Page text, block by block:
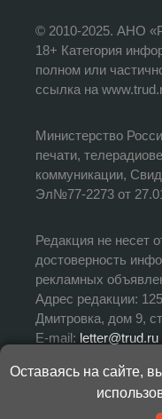
© 2010-2025. АНО
18+ Категория
полном или
ссылка на
Министерство
печати,
коммуникации,
Эл№77-2273 от
Редакция не несет
достоверность
рекламных
Адрес редакции:
Дмитровка, дом 9,
E-mail: letter@trud.ru
УЧРЕДИТЕЛЬ: АНО
ИЗДАТЕЛЬ: АНО
Оставаясь на сайте,